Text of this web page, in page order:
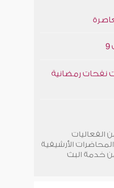
نفحات رمضانية
الفعاليات
الأرشيفية
خدمة البث